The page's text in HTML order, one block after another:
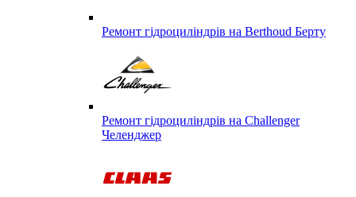
Ремонт гідроциліндрів на Berthoud Берту
Ремонт гідроциліндрів на Challenger
Челенджер